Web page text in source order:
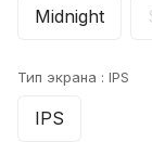
Midnight
Тип экрана : IPS
IPS